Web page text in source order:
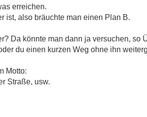
erreichen.
ist, also bräuchte man einen Plan B.
Da könnte man dann ja versuchen, so
du einen kurzen Weg ohne ihn
Motto:
Straße, usw.